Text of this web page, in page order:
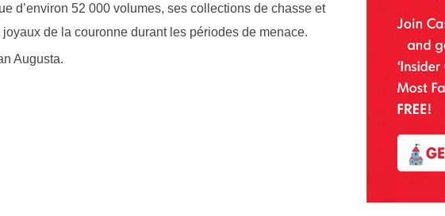
d’environ 52 000 volumes, ses collections de chasse et
de la couronne durant les périodes de menace.
Augusta.